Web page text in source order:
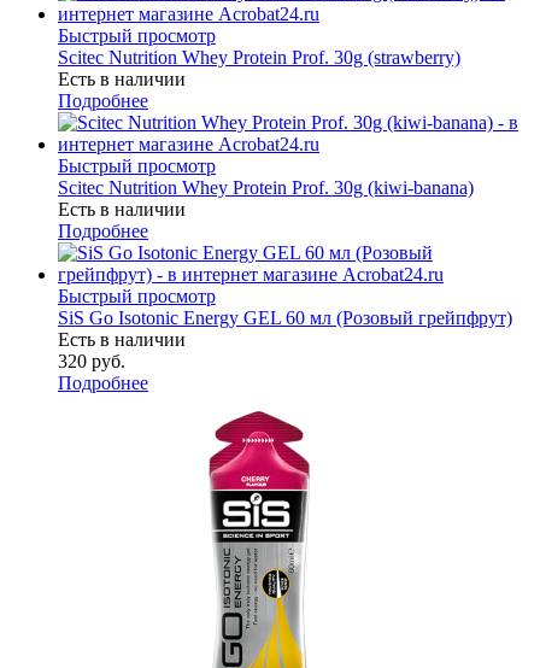
Быстрый просмотр
Scitec Nutrition Whey Protein Prof. 30g (strawberry)
Есть в наличии
Подробнее
Быстрый просмотр
Scitec Nutrition Whey Protein Prof. 30g (kiwi-banana)
Есть в наличии
Подробнее
Быстрый просмотр
SiS Go Isotonic Energy GEL 60 мл (Розовый грейпфрут)
Есть в наличии
320 руб.
Подробнее